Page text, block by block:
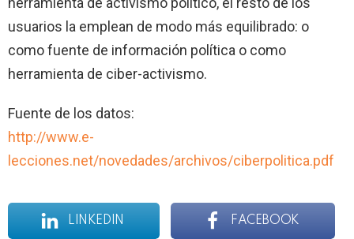
usuarios la emplean de modo más equilibrado: o
como fuente de información política o como
herramienta de ciber-activismo.
Fuente de los datos:
http://www.e-
lecciones.net/novedades/archivos/ciberpolitica.pdf
LINKEDIN FACEBOOK